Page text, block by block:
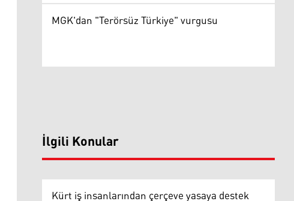
MGK'dan "Terörsüz Türkiye" vurgusu
İlgili Konular
Kürt iş insanlarından çerçeve yasaya destek